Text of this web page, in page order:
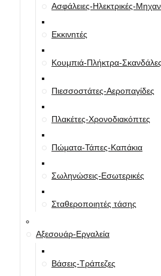
Ασφάλειες-Ηλεκτρικές-
Εκκινητές
Κουμπιά-Πλήκτρα-Σκανδάλες
Πιεσσοστάτες-Αεροπαγίδες
Πλακέτες-Χρονοδιακόπτες
Πώματα-Τάπες-Καπάκια
Σωληνώσεις-Εσωτερικές
Σταθεροποιητές τάσης
Αξεσουάρ-Εργαλεία
Βάσεις-Τράπεζες